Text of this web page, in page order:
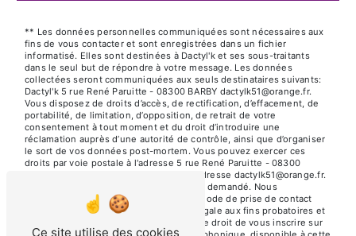
** Les données personnelles communiquées sont nécessaires aux
fins de vous contacter et sont enregistrées dans un fichier
informatisé. Elles sont destinées à Dactyl'k et ses sous-traitants
dans le seul but de répondre à votre message. Les données
collectées seront communiquées aux seuls destinataires suivants:
Dactyl'k 5 rue René Paruitte - 08300 BARBY dactylk51@orange.fr.
Vous disposez de droits d’accès, de rectification, d’effacement, de
portabilité, de limitation, d’opposition, de retrait de votre
consentement à tout moment et du droit d’introduire une
réclamation auprès d’une autorité de contrôle, ainsi que d’organiser
le sort de vos données post-mortem. Vous pouvez exercer ces
droits par voie postale à l'adresse 5 rue René Paruitte - 08300
BARBY ou par courrier électronique à l'adresse dactylk51@orange.fr.
Un justificatif d'identité pourra vous être demandé. Nous
conservons vos données pendant la période de prise de contact
puis pendant la durée de prescription légale aux fins probatoires et
de gestion des contentieux. Vous avez le droit de vous inscrire sur
Ce site utilise des cookies